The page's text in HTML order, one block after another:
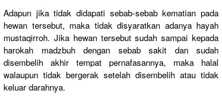
Adapun jika tidak didapati sebab-sebab kematian pada
hewan tersebut, maka tidak disyaratkan adanya hayah
mustaqirroh. Jika hewan tersebut sudah sampai kepada
harokah madzbuh dengan sebab sakit dan sudah
disembelih akhir tempat pernafasannya, maka halal
walaupun tidak bergerak setelah disembelih atau tidak
keluar darahnya.